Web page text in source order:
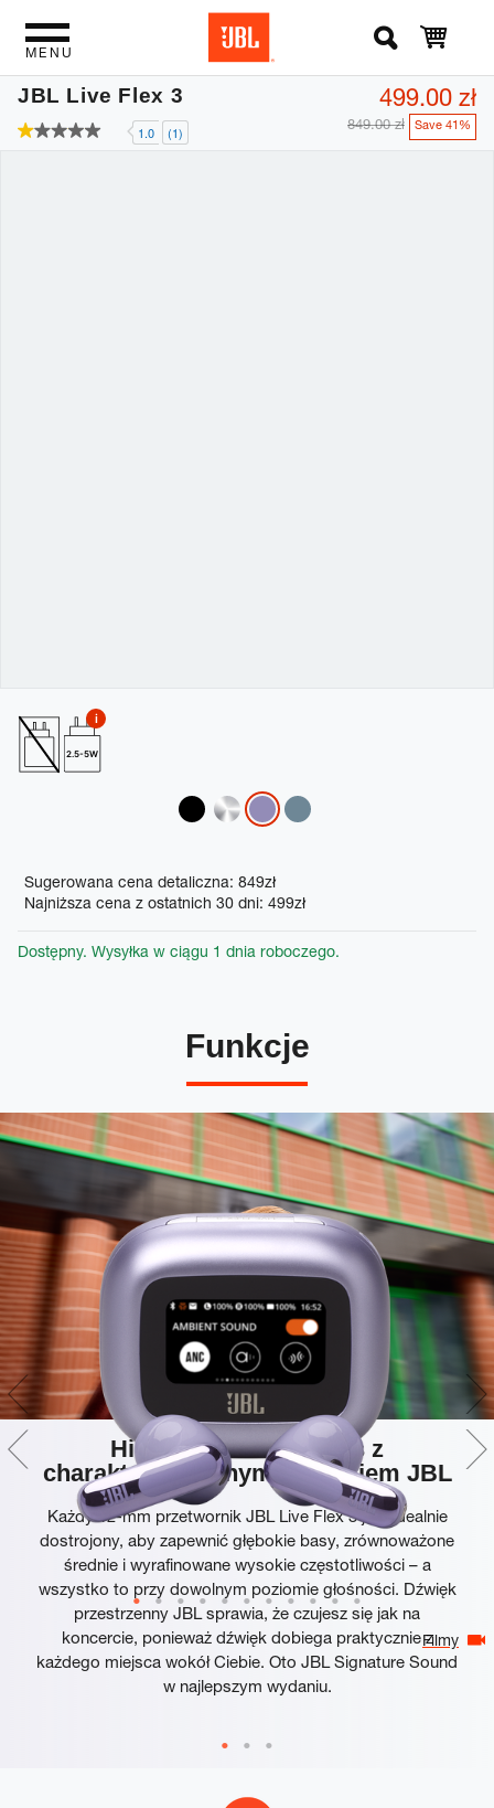
MENU
JBL Live Flex 3
1.0 (1)
499.00 zł
849.00 zł Save 41%
Promotions
Sugerowana cena detaliczna: 849zł
Najniższa cena z ostatnich 30 dni: 499zł
Dostępny. Wysyłka w ciągu 1 dnia roboczego.
2.5-5W
Filmy
Funkcje
Hi-Res Audio Wireless z
charakterystycznym dźwiękiem JBL
Każdy 12-mm przetwornik JBL Live Flex 3 jest idealnie
dostrojony, aby zapewnić głębokie basy, zrównoważone
średnie i wyrafinowane wysokie częstotliwości – a
wszystko to przy dowolnym poziomie głośności. Dźwięk
przestrzenny JBL sprawia, że czujesz się jak na
koncercie, ponieważ dźwięk dobiega praktycznie z
każdego miejsca wokół Ciebie. Oto JBL Signature Sound
w najlepszym wydaniu.